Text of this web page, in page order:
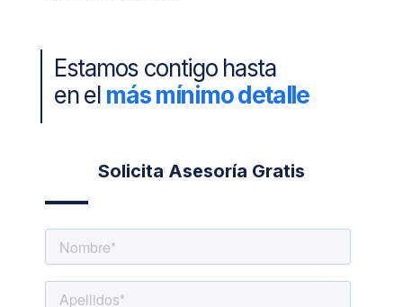
Estamos contigo hasta
en el más mínimo detalle
Solicita Asesoría Gratis